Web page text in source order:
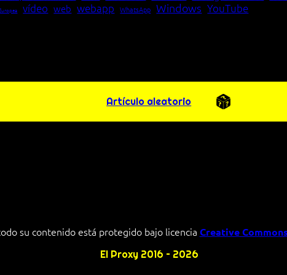
vídeo web webapp WhatsApp Windows YouTube
Artículo aleatorio
su contenido está protegido bajo licencia Creative
El Proxy 2016 – 2026